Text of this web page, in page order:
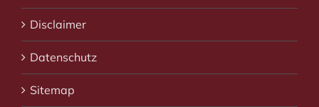
Disclaimer
Datenschutz
Sitemap